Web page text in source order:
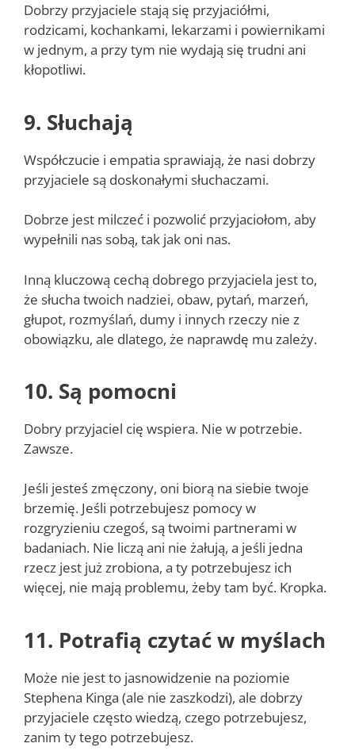
Dobrzy przyjaciele stają się przyjaciółmi,
rodzicami, kochankami, lekarzami i powiernikami
w jednym, a przy tym nie wydają się trudni ani
kłopotliwi.
9. Słuchają
Współczucie i empatia sprawiają, że nasi dobrzy
przyjaciele są doskonałymi słuchaczami.
Dobrze jest milczeć i pozwolić przyjaciołom, aby
wypełnili nas sobą, tak jak oni nas.
Inną kluczową cechą dobrego przyjaciela jest to,
że słucha twoich nadziei, obaw, pytań, marzeń,
głupot, rozmyślań, dumy i innych rzeczy nie z
obowiązku, ale dlatego, że naprawdę mu zależy.
10. Są pomocni
Dobry przyjaciel cię wspiera. Nie w potrzebie.
Zawsze.
Jeśli jesteś zmęczony, oni biorą na siebie twoje
brzemię. Jeśli potrzebujesz pomocy w
rozgryzieniu czegoś, są twoimi partnerami w
badaniach. Nie liczą ani nie żałują, a jeśli jedna
rzecz jest już zrobiona, a ty potrzebujesz ich
więcej, nie mają problemu, żeby tam być. Kropka.
11. Potrafią czytać w myślach
Może nie jest to jasnowidzenie na poziomie
Stephena Kinga (ale nie zaszkodzi), ale dobrzy
przyjaciele często wiedzą, czego potrzebujesz,
zanim ty tego potrzebujesz.